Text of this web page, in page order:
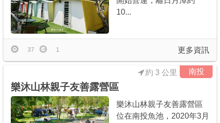
10...
更多資訊
37 1
南投
樂沐山林親子友善露營區
約 3 公里
樂沐山林親子友善露營區
位在南投魚池，2020年3月